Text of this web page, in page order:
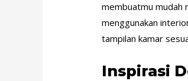
membuatmu mudah
menggunakan
tampilan kamar
Inspirasi